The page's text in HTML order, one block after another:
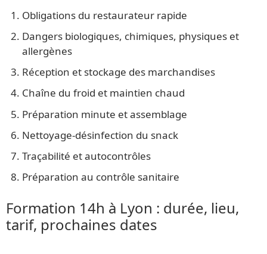
Obligations du restaurateur rapide
Dangers biologiques, chimiques, physiques et
allergènes
Réception et stockage des marchandises
Chaîne du froid et maintien chaud
Préparation minute et assemblage
Nettoyage-désinfection du snack
Traçabilité et autocontrôles
Préparation au contrôle sanitaire
Formation 14h à Lyon : durée, lieu,
tarif, prochaines dates